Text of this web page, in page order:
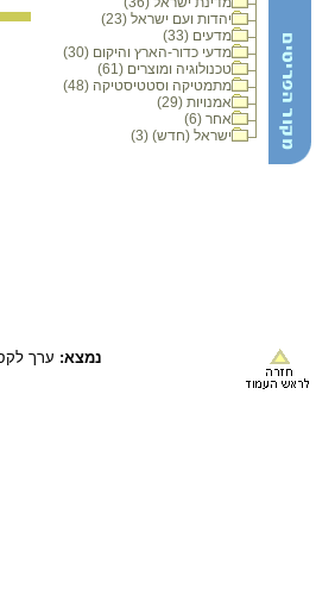
יהדות ועם ישראל (23)
מדעים (33)
מדעי כדור-הארץ והיקום (30)
טכנולוגיה ומוצרים (61)
מתמטיקה וסטטיסטיקה (48)
אמנויות (29)
אחר (6)
ישראל (חדש) (3)
נמצא: ערך